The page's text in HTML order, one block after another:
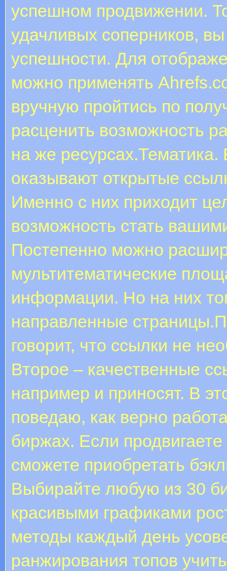
успешном продвижении.
удачливых соперников,
успешности. Для
можно применять
вручную пройтись по
расценить возможность
на же
оказывают открытые
Именно с них приходит
возможность стать
Постепенно можно
мультитематические
информации. Но на них
направленные
говорит, что ссылки не
Второе – качественные
например и приносят. В
поведаю, как верно
биржах. Если
сможете приобретать
Выбирайте любую из 30
красивыми графиками
методы каждый день
ранжирования топов